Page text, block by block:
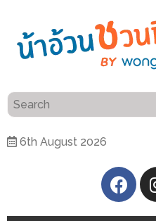
6th August 2026
แนะนำ